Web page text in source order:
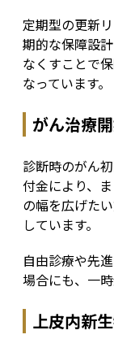
定期型の更新
期的な保障設
なくすことで
なっています。
がん治療
診断時のがん
付金により、
の幅を広げた
しています。
自由診療や先
場合にも、一
上皮内新